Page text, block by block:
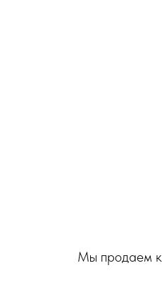
Мы продаем